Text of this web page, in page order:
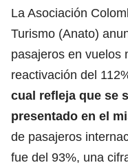
La Asociación
Turismo (Anato)
pasajeros en vuelos
reactivación del
cual refleja que se
presentado en el
de pasajeros
fue del 93%, una